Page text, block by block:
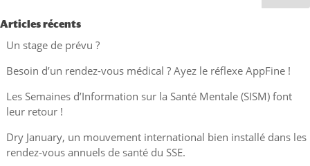
Articles récents
Un stage de prévu ?
Besoin d’un rendez-vous médical ? Ayez le réflexe AppFine !
Les Semaines d’Information sur la Santé Mentale (SISM) font
leur retour !
Dry January, un mouvement international bien installé dans les
rendez-vous annuels de santé du SSE.